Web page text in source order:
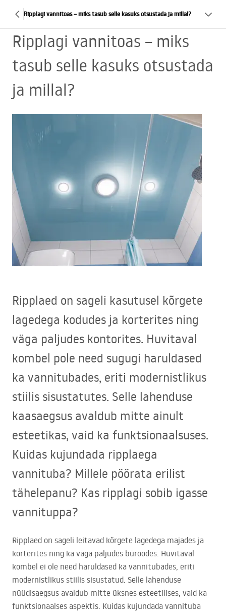
Ripplagi vannitoas – miks tasub selle kasuks otsustada ja millal?
Ripplagi vannitoas – miks
tasub selle kasuks otsustada
ja millal?
Ripplaed on sageli kasutusel kõrgete
lagedega kodudes ja korterites ning
väga paljudes kontorites. Huvitaval
kombel pole need sugugi haruldased
ka vannitubades, eriti modernistlikus
stiilis sisustatutes. Selle lahenduse
kaasaegsus avaldub mitte ainult
esteetikas, vaid ka funktsionaalsuses.
Kuidas kujundada ripplaega
vannituba? Millele pöörata erilist
tähelepanu? Kas ripplagi sobib igasse
vannituppa?
Ripplaed on sageli leitavad kõrgete lagedega majades ja
korterites ning ka väga paljudes büroodes. Huvitaval
kombel ei ole need haruldased ka vannitubades, eriti
modernistlikus stiilis sisustatud. Selle lahenduse
nüüdisaegsus avaldub mitte üksnes esteetilises, vaid ka
funktsionaalses aspektis. Kuidas kujundada vannituba